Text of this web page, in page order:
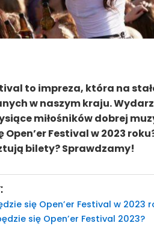
to impreza, która na
w naszym kraju.
miłośników dobrej
Open’er Festival w 2023
bilety? Sprawdzamy!
się Open’er Festival w 2023
się Open’er Festival 2023?